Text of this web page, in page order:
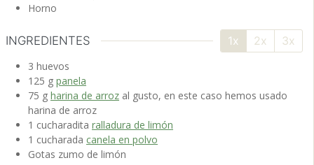
Horno
INGREDIENTES 1x 2x 3x
3 huevos
125 g panela
75 g harina de arroz al gusto, en este caso hemos usado
harina de arroz
1 cucharadita ralladura de limón
1 cucharada canela en polvo
Gotas zumo de limón